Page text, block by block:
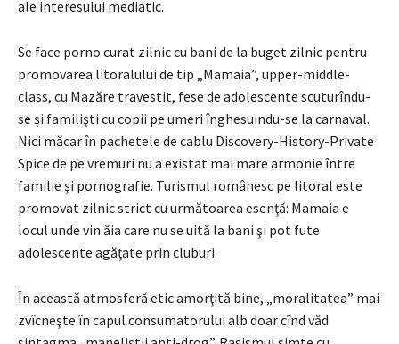
ale interesului mediatic.
Se face porno curat zilnic cu bani de la buget zilnic pentru
promovarea litoralului de tip „Mamaia”, upper-middle-
class, cu Mazăre travestit, fese de adolescente scuturîndu-
se şi familişti cu copii pe umeri înghesuindu-se la carnaval.
Nici măcar în pachetele de cablu Discovery-History-Private
Spice de pe vremuri nu a existat mai mare armonie între
familie şi pornografie. Turismul românesc pe litoral este
promovat zilnic strict cu următoarea esenţă: Mamaia e
locul unde vin ăia care nu se uită la bani şi pot fute
adolescente agăţate prin cluburi.
În această atmosferă etic amorţită bine, „moralitatea” mai
zvîcneşte în capul consumatorului alb doar cînd văd